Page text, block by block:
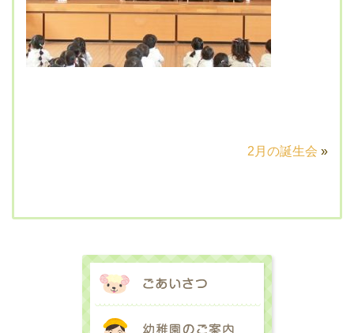
2月の誕生会 »
ごあいさつ
幼稚園のご案内